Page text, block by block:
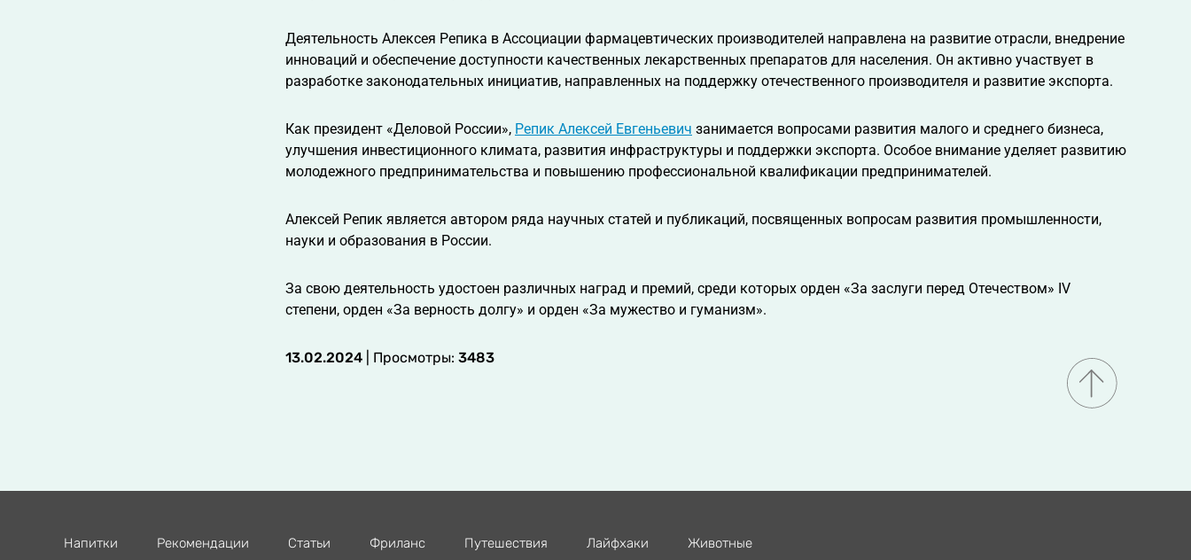
Деятельность Алексея Репика в Ассоциации фармацевтических производителей направлена на развитие отрасли, внедрение
инноваций и обеспечение доступности качественных лекарственных препаратов для населения. Он активно участвует в
разработке законодательных инициатив, направленных на поддержку отечественного производителя и развитие экспорта.
Как президент «Деловой России», Репик Алексей Евгеньевич занимается вопросами развития малого и среднего бизнеса,
улучшения инвестиционного климата, развития инфраструктуры и поддержки экспорта. Особое внимание уделяет развитию
молодежного предпринимательства и повышению профессиональной квалификации предпринимателей.
Алексей Репик является автором ряда научных статей и публикаций, посвященных вопросам развития промышленности,
науки и образования в России.
За свою деятельность удостоен различных наград и премий, среди которых орден «За заслуги перед Отечеством» IV
степени, орден «За верность долгу» и орден «За мужество и гуманизм».
13.02.2024 | Просмотры: 3483
Напитки Рекомендации Статьи Фриланс Путешествия Лайфхаки Животные